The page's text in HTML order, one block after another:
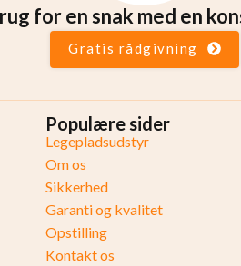
for en snak med en
Gratis rådgivning
Populære sider
Legepladsudstyr
Om os
Sikkerhed
Garanti og kvalitet
Opstilling
Kontakt os